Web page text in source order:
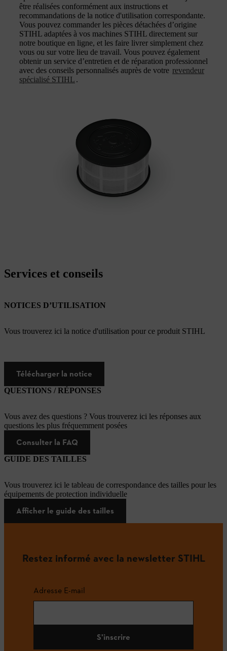
être réalisées conformément aux instructions et
recommandations de la notice d'utilisation correspondante.
Vous pouvez commander les pièces détachées d’origine
STIHL adaptées à vos machines STIHL directement sur
notre boutique en ligne, et les faire livrer simplement chez
vous ou sur votre lieu de travail. Vous pouvez également
obtenir un service d’entretien et de réparation professionnel
avec des conseils personnalisés auprès de votre revendeur
spécialisé STIHL .
Services et conseils
NOTICES D’UTILISATION
Vous trouverez ici la notice d'utilisation pour ce produit STIHL
Télécharger la notice
QUESTIONS / RÉPONSES
Vous avez des questions ? Vous trouverez ici les réponses aux
questions les plus fréquemment posées
Consulter la FAQ
GUIDE DES TAILLES
Vous trouverez ici le tableau de correspondance des tailles pour les
équipements de protection individuelle
Afficher le guide des tailles
Restez informé avec la newsletter STIHL
Adresse E-mail
S'inscrire